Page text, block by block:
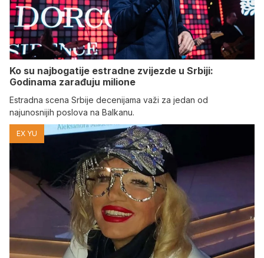
Ko su najbogatije estradne zvijezde u Srbiji:
Godinama zarađuju milione
Estradna scena Srbije decenijama važi za jedan od
najunosnijih poslova na Balkanu.
EX YU